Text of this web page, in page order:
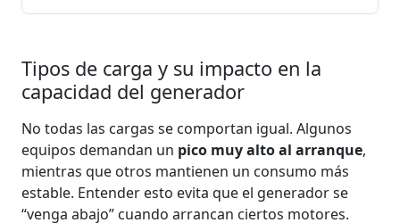
Tipos de carga y su impacto en la
capacidad del generador
No todas las cargas se comportan igual. Algunos
equipos demandan un pico muy alto al arranque,
mientras que otros mantienen un consumo más
estable. Entender esto evita que el generador se
“venga abajo” cuando arrancan ciertos motores.